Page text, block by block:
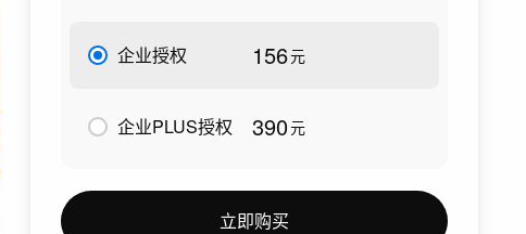
企业授权 156元
企业PLUS授权 390元
立即购买